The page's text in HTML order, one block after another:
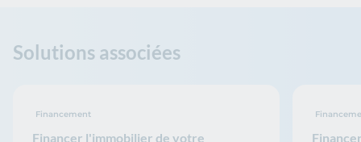
Solutions associées
Financer l'immobilier de votre
Financement